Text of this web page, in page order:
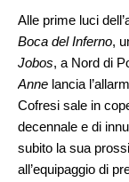
Alle prime luci
Boca del Inferno,
Jobos, a Nord di
Anne lancia
Cofresi sale in
decennale e di
subito la sua
all’equipaggio di